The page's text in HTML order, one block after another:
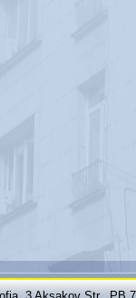
3 Aksakov Str., PB